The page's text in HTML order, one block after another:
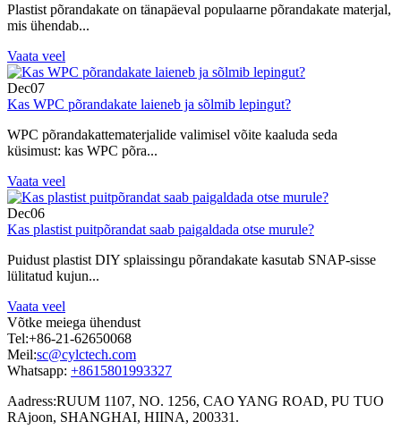
Plastist põrandakate on tänapäeval populaarne põrandakate materjal,
mis ühendab...
Vaata veel
Dec07
Kas WPC põrandakate laieneb ja sõlmib lepingut?
WPC põrandakattematerjalide valimisel võite kaaluda seda
küsimust: kas WPC põra...
Vaata veel
Dec06
Kas plastist puitpõrandat saab paigaldada otse murule?
Puidust plastist DIY splaissingu põrandakate kasutab SNAP-sisse
lülitatud kujun...
Vaata veel
Võtke meiega ühendust
Tel:+86-21-62650068
Meil:sc@cylctech.com
Whatsapp: +8615801993327
Aadress:RUUM 1107, NO. 1256, CAO YANG ROAD, PU TUO
RAjoon, SHANGHAI, HIINA, 200331.